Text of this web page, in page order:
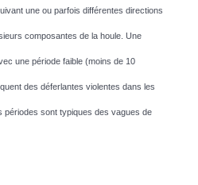
une ou parfois différentes directions
composantes de la houle. Une
une période faible (moins de 10
des déferlantes violentes dans les
périodes sont typiques des vagues de